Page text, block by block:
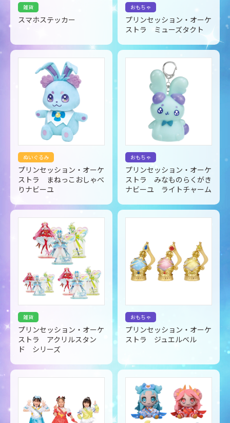
雑貨
スマホステッカー
おもちゃ
プリンセッション・オーケ
ストラ ミューズタクト
ぬいぐるみ
プリンセッション・オーケ
ストラ まねっこおしゃべ
りナビーユ
おもちゃ
プリンセッション・オーケ
ストラ みなものらくがき
ナビーユ ライトチャーム
雑貨
プリンセッション・オーケ
ストラ アクリルスタン
ド シリーズ
おもちゃ
プリンセッション・オーケ
ストラ ジュエルベル